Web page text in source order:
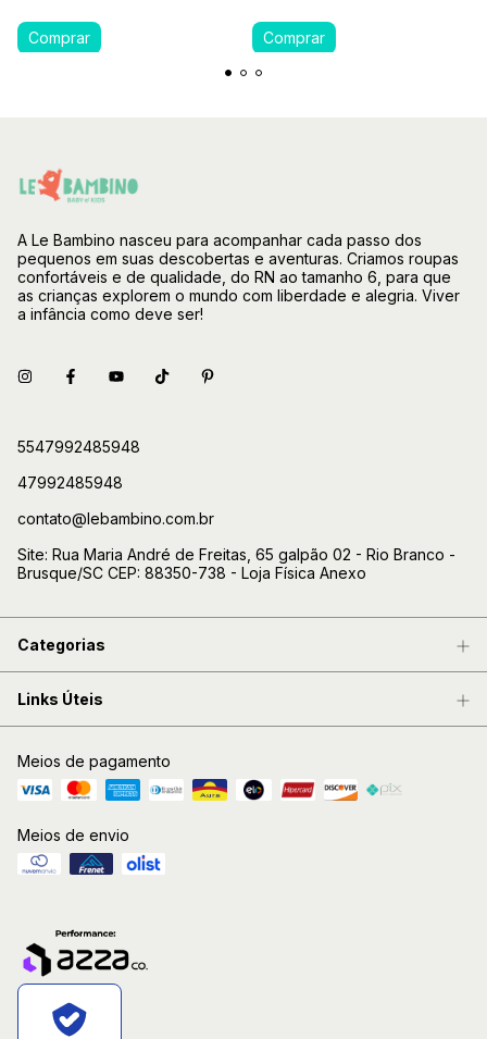
A Le Bambino nasceu para acompanhar cada passo dos
pequenos em suas descobertas e aventuras. Criamos roupas
confortáveis e de qualidade, do RN ao tamanho 6, para que
as crianças explorem o mundo com liberdade e alegria. Viver
a infância como deve ser!
5547992485948
47992485948
contato@lebambino.com.br
Site: Rua Maria André de Freitas, 65 galpão 02 - Rio Branco -
Brusque/SC CEP: 88350-738 - Loja Física Anexo
Categorias
Links Úteis
Meios de pagamento
Meios de envio